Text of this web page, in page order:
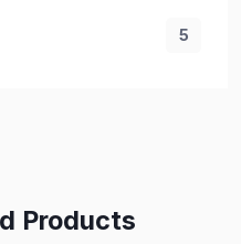
5
Products